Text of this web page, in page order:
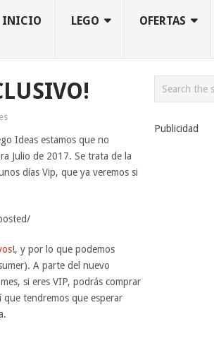
INICIO LEGO OFERTAS
Ideas estamos que no
Julio de 2017. Se trata de la
días Vip, que ya veremos si
!, y por lo que podemos
A parte del nuevo
si eres VIP, podrás comprar
tendremos que esperar
Publicidad